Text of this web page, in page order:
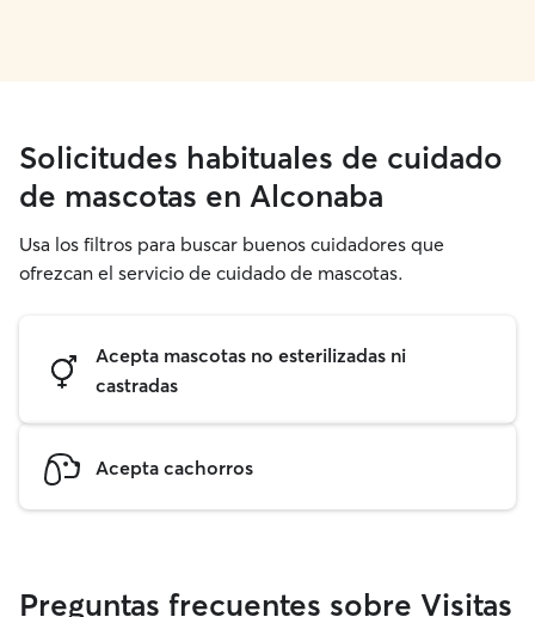
Solicitudes habituales de cuidado
de mascotas en Alconaba
Usa los filtros para buscar buenos cuidadores que
ofrezcan el servicio de cuidado de mascotas.
Acepta mascotas no esterilizadas ni
castradas
Acepta cachorros
Preguntas frecuentes sobre Visitas